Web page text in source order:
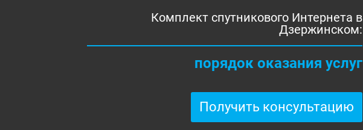
Комплект спутникового Интернета в
Дзержинском:
порядок оказания услуг
Получить консультацию